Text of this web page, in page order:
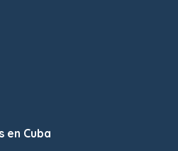
en Cuba